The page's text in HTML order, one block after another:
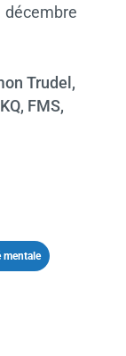
décembre
Trudel,
FMS,
mentale